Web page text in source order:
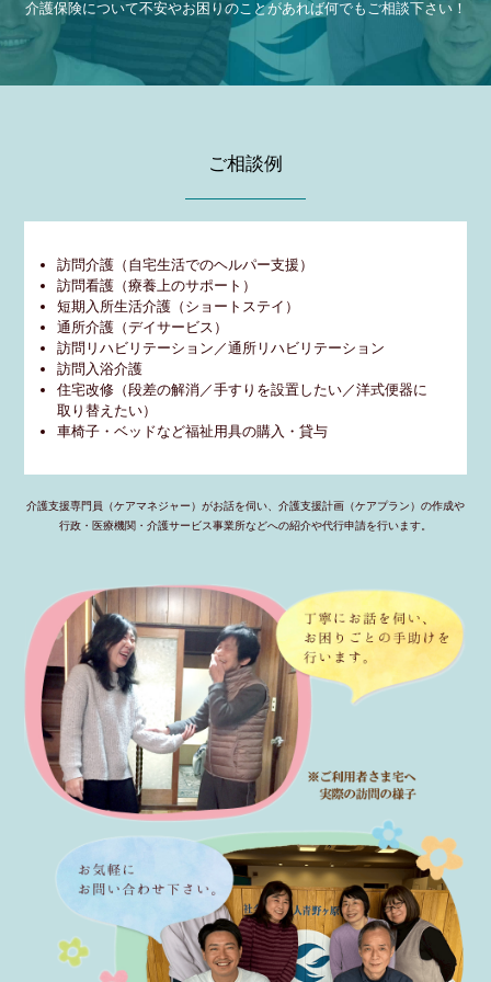
介護保険について不安やお困りのことがあれば何でもご相談下さい！
ご相談例
訪問介護（自宅生活でのヘルパー支援）
訪問看護（療養上のサポート）
短期入所生活介護（ショートステイ）
通所介護（デイサービス）
訪問リハビリテーション／通所リハビリテーション
訪問入浴介護
住宅改修（段差の解消／手すりを設置したい／洋式便器に
取り替えたい）
車椅子・ベッドなど福祉用具の購入・貸与
介護支援専門員（ケアマネジャー）がお話を伺い、介護支援計画（ケアプラン）の作成や
行政・医療機関・介護サービス事業所などへの紹介や代行申請を行います。